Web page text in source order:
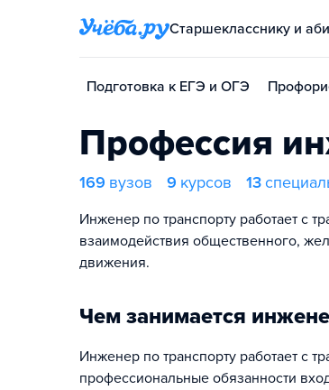
Старшекласснику и
Подготовка к ЕГЭ и ОГЭ
Профессия
169 вузов 9 курсов 13
Инженер по транспорту работает с
взаимодействия общественного,
движения.
Чем занимается
Инженер по транспорту работает с
профессиональные обязанности